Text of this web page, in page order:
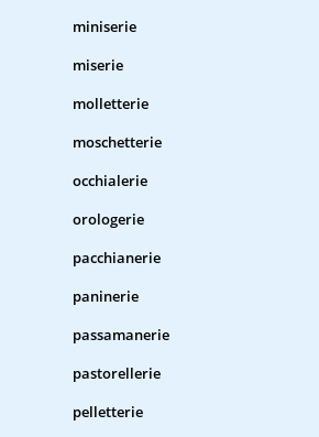
miniserie
miserie
molletterie
moschetterie
occhialerie
orologerie
pacchianerie
paninerie
passamanerie
pastorellerie
pelletterie